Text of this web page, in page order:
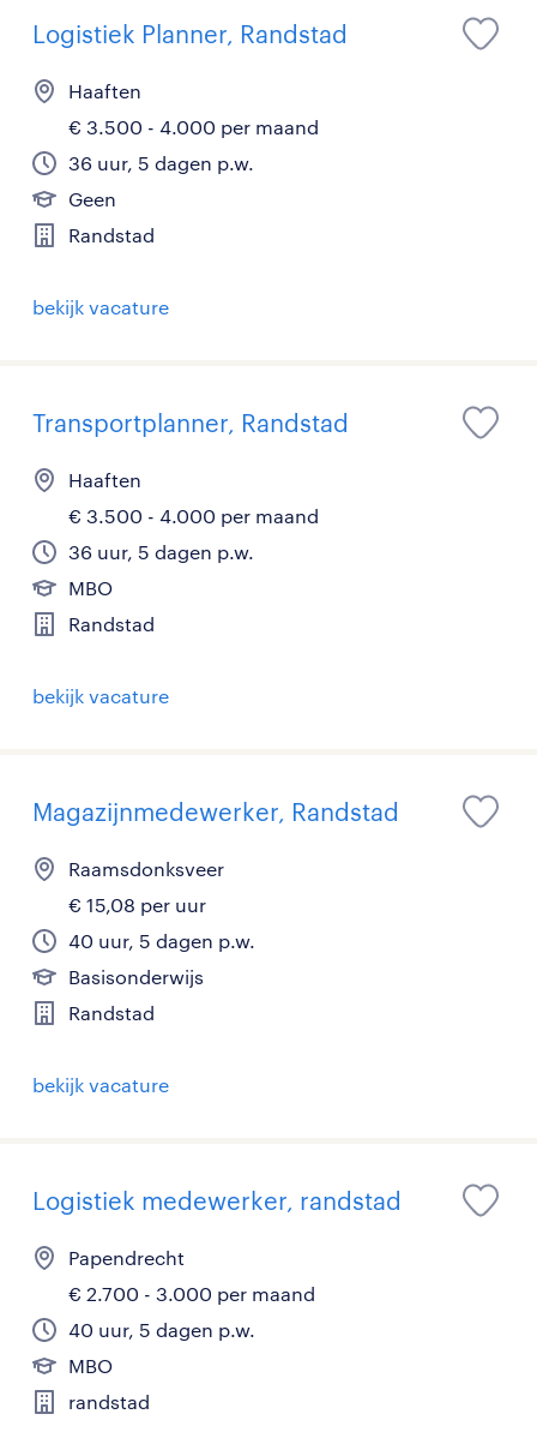
Logistiek Planner, Randstad
Haaften
€ 3.500 - 4.000 per maand
36 uur, 5 dagen p.w.
Geen
Randstad
bekijk vacature
Transportplanner, Randstad
Haaften
€ 3.500 - 4.000 per maand
36 uur, 5 dagen p.w.
MBO
Randstad
bekijk vacature
Magazijnmedewerker, Randstad
Raamsdonksveer
€ 15,08 per uur
40 uur, 5 dagen p.w.
Basisonderwijs
Randstad
bekijk vacature
Logistiek medewerker, randstad
Papendrecht
€ 2.700 - 3.000 per maand
40 uur, 5 dagen p.w.
MBO
randstad